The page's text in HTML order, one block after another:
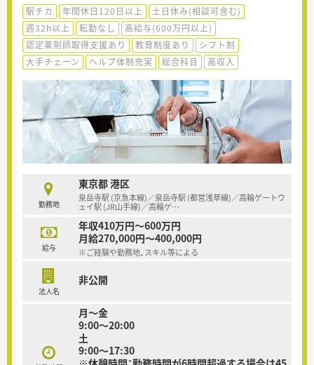
駅チカ 年間休日120日以上
土日休み(相談可含む)
週32h以上
転勤なし
高給与(600万円以上)
認定薬剤師取得支援あり
教育制度あり
シフト制
大手チェーン
ヘルプ体制充実 総合科目 高収入
勤務地
東京都 港区
泉岳寺駅 (京急本線)／泉岳寺駅 (都営浅草線)／高輪ゲートウ
ェイ駅 (JR山手線)／高輪ゲ…
給与
年収410万円～600万円
月給270,000円～400,000円
※ご経験や勤務地、スキル等による
法人名
非公開
月～金
9:00～20:00
土
9:00～17:30